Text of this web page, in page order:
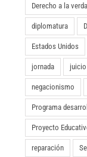
Derecho a la
diplomatura
Estados Unidos
jornada juicio
negacionismo
Programa
Proyecto
reparación